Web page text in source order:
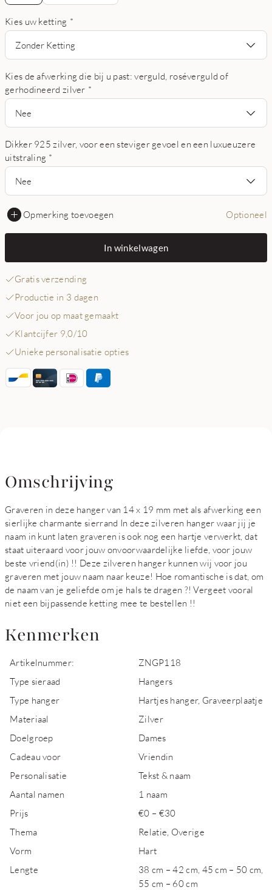
Kies uw ketting *
Zonder Ketting
Kies de afwerking die bij u past: verguld, roséverguld of
gerhodineerd zilver *
Nee
Dikker 925 zilver, voor een steviger gevoel en een luxueuzere
uitstraling *
Nee
Opmerking toevoegen Optioneel
In winkelwagen
Gratis verzending
Productie in 3 dagen
Voor jou op maat gemaakt
Klantcijfer 9,0/10
Unieke personalisatie opties
Omschrijving
Graveren in deze hanger van 14 x 19 mm met als afwerking een
sierlijke charmante sierrand In deze zilveren hanger waar jij je
naam in kunt laten graveren is ook nog een hartje verwerkt, dat
staat uiteraard voor jouw onvoorwaardelijke liefde, voor jouw
beste vriend(in) !! Deze zilveren hanger kunnen wij voor jou
graveren met jouw naam naar keuze! Hoe romantische is dat, om
de naam van je geliefde om je hals te dragen ?! Vergeet vooral
niet een bijpassende ketting mee te bestellen !!
Kenmerken
Artikelnummer:
ZNGP118
Type sieraad
Hangers
Type hanger
Hartjes hanger, Graveerplaatje
Materiaal
Zilver
Doelgroep
Dames
Cadeau voor
Vriendin
Personalisatie
Tekst & naam
Aantal namen
1 naam
Prijs
€0 – €30
Thema
Relatie, Overige
Vorm
Hart
Lengte
38 cm – 42 cm, 45 cm – 50 cm,
55 cm – 60 cm